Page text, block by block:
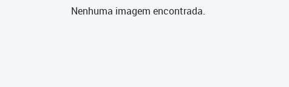
Nenhuma imagem encontrada.